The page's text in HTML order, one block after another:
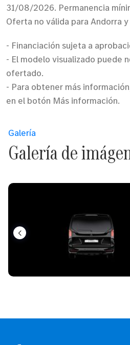
31/08/2026. Permanencia
Oferta no válida para Andorra
- Financiación sujeta a
- El modelo visualizado puede
ofertado.
- Para obtener más
en el botón Más información.
Galería
Galería de